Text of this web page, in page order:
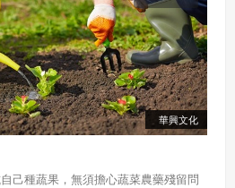
華興文化
己種蔬果，無須擔心蔬菜農藥殘留問